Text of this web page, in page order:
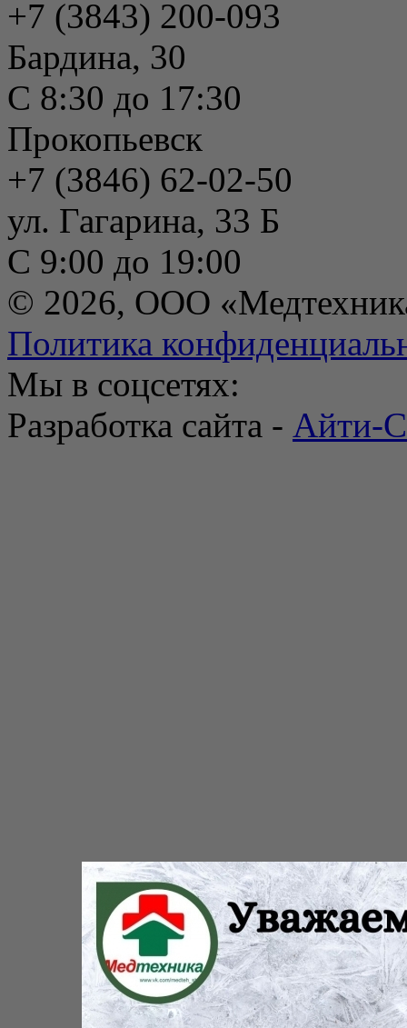
+7 (3843) 200-093
Бардина, 30
С 8:30 до 17:30
Прокопьевск
+7 (3846) 62-02-50
ул. Гагарина, 33 Б
С 9:00 до 19:00
© 2026, ООО
Политика
Мы в соцсетях:
Разработка сайта - Айти-